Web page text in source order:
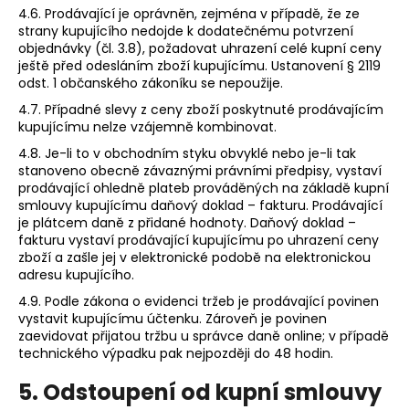
4.6. Prodávající je oprávněn, zejména v případě, že ze
strany kupujícího nedojde k dodatečnému potvrzení
objednávky (čl. 3.8), požadovat uhrazení celé kupní ceny
ještě před odesláním zboží kupujícímu. Ustanovení § 2119
odst. 1 občanského zákoníku se nepoužije.
4.7. Případné slevy z ceny zboží poskytnuté prodávajícím
kupujícímu nelze vzájemně kombinovat.
4.8. Je-li to v obchodním styku obvyklé nebo je-li tak
stanoveno obecně závaznými právními předpisy, vystaví
prodávající ohledně plateb prováděných na základě kupní
smlouvy kupujícímu daňový doklad – fakturu. Prodávající
je plátcem daně z přidané hodnoty. Daňový doklad –
fakturu vystaví prodávající kupujícímu po uhrazení ceny
zboží a zašle jej v elektronické podobě na elektronickou
adresu kupujícího.
4.9. Podle zákona o evidenci tržeb je prodávající povinen
vystavit kupujícímu účtenku. Zároveň je povinen
zaevidovat přijatou tržbu u správce daně online; v případě
technického výpadku pak nejpozději do 48 hodin.
5. Odstoupení od kupní smlouvy